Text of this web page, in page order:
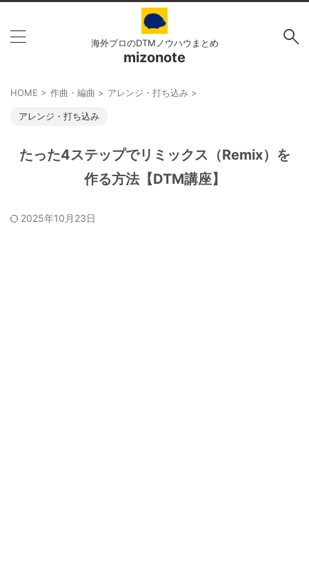
海外プロのDTMノウハウまとめ
mizonote
HOME > 作曲・編曲 > アレンジ・打ち込み >
アレンジ・打ち込み
たった4ステップでリミックス（Remix）を
作る方法【DTM講座】
2025年10月23日